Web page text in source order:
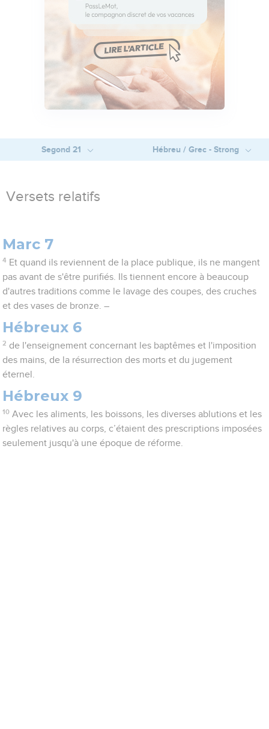
Segond 21 Hébreu / Grec - Strong
Versets relatifs
Marc 7
4 Et quand ils reviennent de la place publique, ils ne mangent
pas avant de s'être purifiés. Ils tiennent encore à beaucoup
d'autres traditions comme le lavage des coupes, des cruches
et des vases de bronze. –
Hébreux 6
2 de l'enseignement concernant les baptêmes et l'imposition
des mains, de la résurrection des morts et du jugement
éternel.
Hébreux 9
10 Avec les aliments, les boissons, les diverses ablutions et les
règles relatives au corps, c’étaient des prescriptions imposées
seulement jusqu'à une époque de réforme.